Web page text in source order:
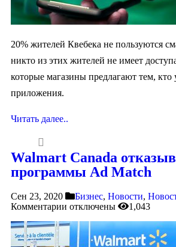
20% жителей Квебека не пользуются
никто из этих жителей не имеет
которые магазины предлагают тем, кто
приложения.
Читать далее..
Walmart Canada
программы Ad Match
Сен 23, 2020 Бизнес, Новости,
Комментарии отключены 1,043